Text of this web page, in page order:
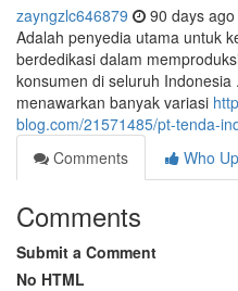
zayngzlc646879 90 days ago
Adalah penyedia utama untuk
berdedikasi dalam
konsumen di seluruh Indonesia
menawarkan banyak variasi
blog.com/21571485/pt-tenda-
Comments
Who
Comments
Submit a Comment
No HTML